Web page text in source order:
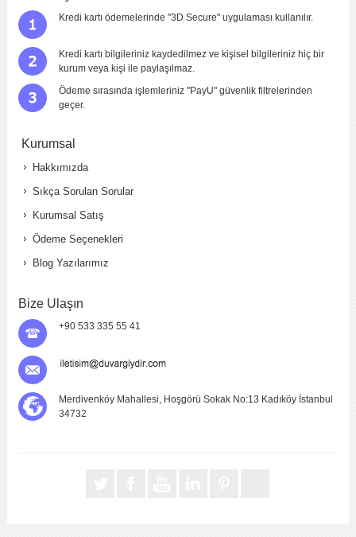
Kredi kartı ödemelerinde "3D Secure" uygulaması kullanılır.
Kredi kartı bilgileriniz kaydedilmez ve kişisel bilgileriniz hiç bir
kurum veya kişi ile paylaşılmaz.
Ödeme sırasında işlemleriniz "PayU" güvenlik filtrelerinden
geçer.
Kurumsal
Hakkımızda
Sıkça Sorulan Sorular
Kurumsal Satış
Ödeme Seçenekleri
Blog Yazılarımız
Bize Ulaşın
+90 533 335 55 41
Merdivenköy Mahallesi, Hoşgörü Sokak No:13 Kadıköy İstanbul
34732